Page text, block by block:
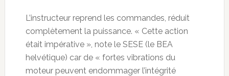
L’instructeur reprend les commandes, réduit
complètement la puissance. « Cette action
était impérative », note le SESE (le BEA
helvétique) car de « fortes vibrations du
moteur peuvent endommager l’intégrité